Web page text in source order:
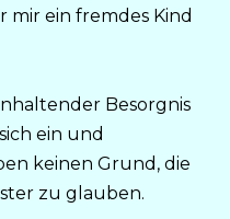
mir ein fremdes Kind
Besorgnis
ein und
keinen Grund, die
zu glauben.